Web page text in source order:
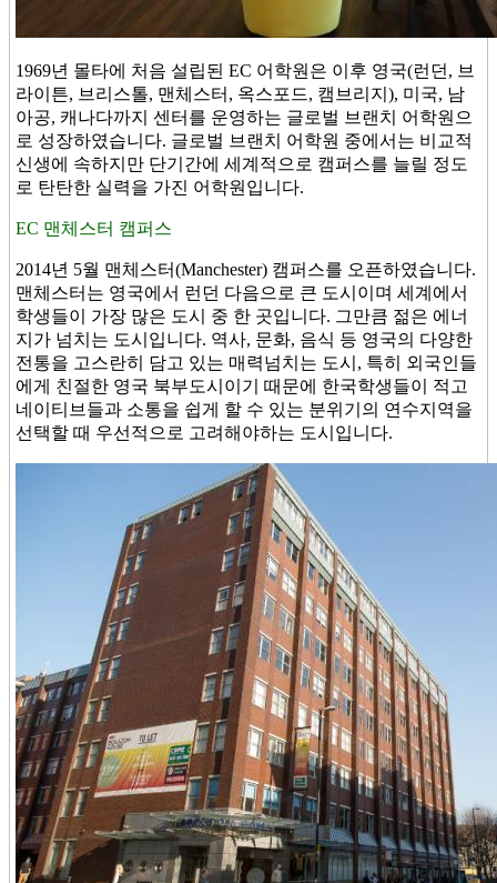
1969년 몰타에 처음 설립된 EC 어학원은 이후 영국(런던, 브
라이튼, 브리스톨, 맨체스터, 옥스포드, 캠브리지), 미국, 남
아공, 캐나다까지 센터를 운영하는 글로벌 브랜치 어학원으
로 성장하였습니다. 글로벌 브랜치 어학원 중에서는 비교적
신생에 속하지만 단기간에 세계적으로 캠퍼스를 늘릴 정도
로 탄탄한 실력을 가진 어학원입니다.
EC 맨체스터 캠퍼스
2014년 5월 맨체스터(Manchester) 캠퍼스를 오픈하였습니다.
맨체스터는 영국에서 런던 다음으로 큰 도시이며 세계에서
학생들이 가장 많은 도시 중 한 곳입니다. 그만큼 젊은 에너
지가 넘치는 도시입니다. 역사, 문화, 음식 등 영국의 다양한
전통을 고스란히 담고 있는 매력넘치는 도시, 특히 외국인들
에게 친절한 영국 북부도시이기 때문에 한국학생들이 적고
네이티브들과 소통을 쉽게 할 수 있는 분위기의 연수지역을
선택할 때 우선적으로 고려해야하는 도시입니다.